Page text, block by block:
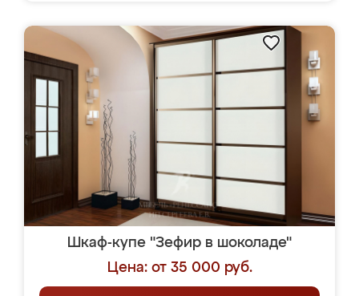
Шкаф-купе "Зефир в шоколаде"
Цена: от 35 000 руб.